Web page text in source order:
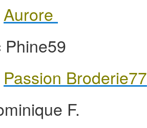
Aurore
Phine59
Passion Broderie77
F.